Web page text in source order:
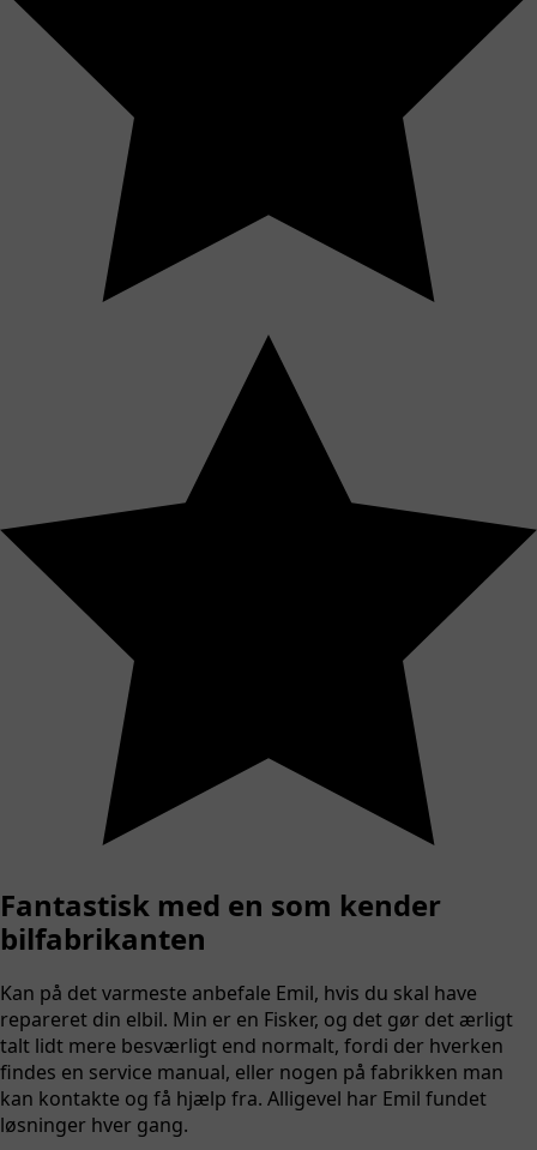
Fantastisk med en som kender
bilfabrikanten
Kan på det varmeste anbefale Emil, hvis du skal have
repareret din elbil. Min er en Fisker, og det gør det ærligt
talt lidt mere besværligt end normalt, fordi der hverken
findes en service manual, eller nogen på fabrikken man
kan kontakte og få hjælp fra. Alligevel har Emil fundet
løsninger hver gang.